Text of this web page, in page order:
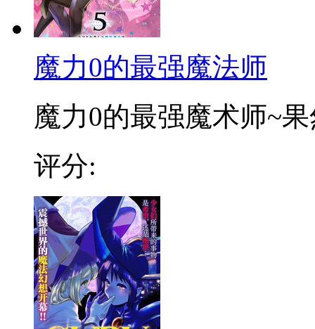
魔力0的最强魔法师
魔力0的最强魔术师~
评分: